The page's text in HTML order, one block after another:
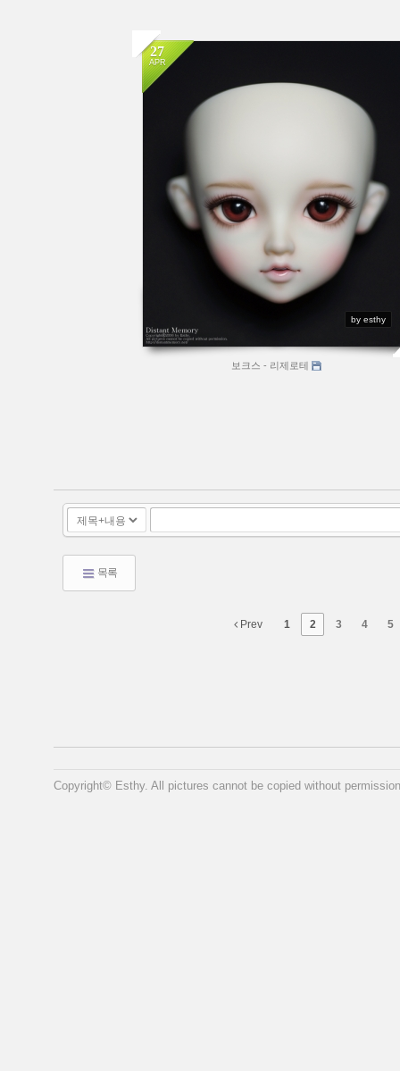
27
APR
by esthy
보크스 - 리제로테
목록
Prev 1 2 3 4 5
Copyright© Esthy. All pictures cannot be copied without